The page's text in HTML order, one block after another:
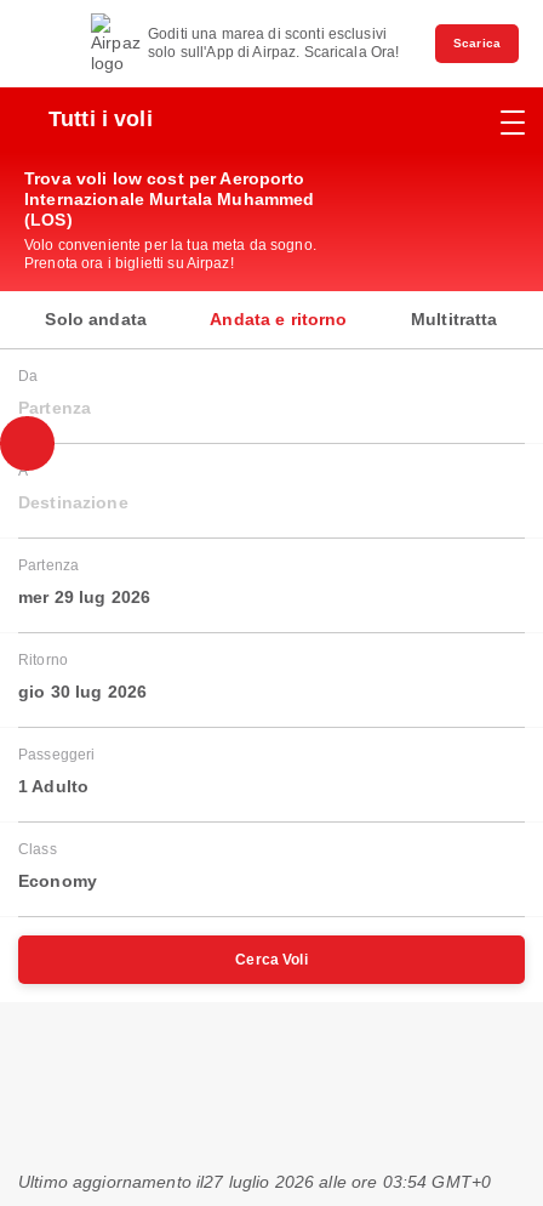
Goditi una marea di sconti esclusivi
solo sull'App di Airpaz. Scaricala Ora!
Scarica
Tutti i voli
Trova voli low cost per Aeroporto
Internazionale Murtala Muhammed
(LOS)
Volo conveniente per la tua meta da sogno.
Prenota ora i biglietti su Airpaz!
Solo andata Andata e ritorno Multitratta
Da
Partenza
A
Destinazione
Partenza
mer 29 lug 2026
Ritorno
gio 30 lug 2026
Passeggeri
1 Adulto
Class
Economy
Cerca Voli
Ultimo aggiornamento il27 luglio 2026 alle ore 03:54 GMT+0